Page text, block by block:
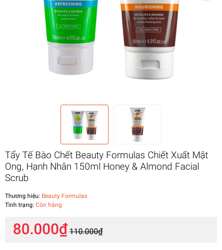
Tẩy Tế Bào Chết Beauty Formulas Chiết Xuất Mật
Ong, Hạnh Nhân 150ml Honey & Almond Facial
Scrub
Thương hiệu: Beauty Formulas
Tình trạng: Còn hàng
80.000₫ 110.000₫